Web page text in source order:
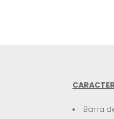
Barra